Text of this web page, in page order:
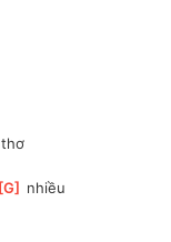
] thơ
[G
nhiều